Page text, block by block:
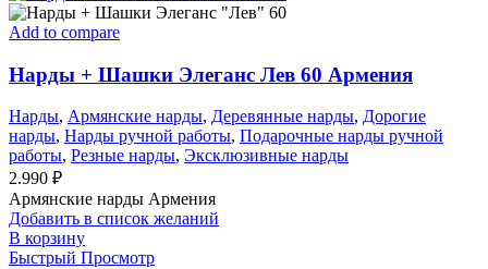
Add to compare
Нарды + Шашки Элеганс Лев 60 Армения
Нарды, Армянские нарды, Деревянные нарды, Дорогие
нарды, Нарды ручной работы, Подарочные нарды ручной
работы, Резные нарды, Эксклюзивные нарды
2.990 ₽
Армянские нарды Армения
Добавить в список желаний
В корзину
Быстрый Просмотр